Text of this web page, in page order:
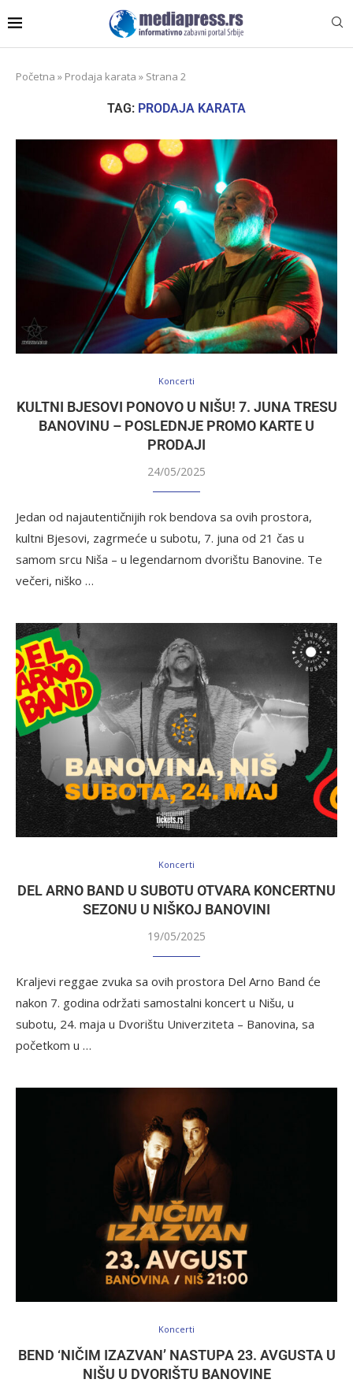
Početna » Prodaja karata » Strana 2
TAG: PRODAJA KARATA
Koncerti
KULTNI BJESOVI PONOVO U NIŠU! 7. JUNA TRESU
BANOVINU – POSLEDNJE PROMO KARTE U
PRODAJI
24/05/2025
Jedan od najautentičnijih rok bendova sa ovih prostora,
kultni Bjesovi, zagrmeće u subotu, 7. juna od 21 čas u
samom srcu Niša – u legendarnom dvorištu Banovine. Te
večeri, niško …
Koncerti
DEL ARNO BAND U SUBOTU OTVARA KONCERTNU
SEZONU U NIŠKOJ BANOVINI
19/05/2025
Kraljevi reggae zvuka sa ovih prostora Del Arno Band će
nakon 7. godina održati samostalni koncert u Nišu, u
subotu, 24. maja u Dvorištu Univerziteta – Banovina, sa
početkom u …
Koncerti
BEND ‘NIČIM IZAZVAN’ NASTUPA 23. AVGUSTA U
NIŠU U DVORIŠTU BANOVINE